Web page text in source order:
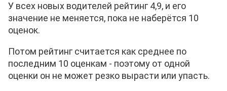
У всех новых водителей рейтинг 4,9, и его
значение не меняется, пока не наберётся 10
оценок.
Потом рейтинг считается как среднее по
последним 10 оценкам - поэтому от одной
оценки он не может резко вырасти или упасть.